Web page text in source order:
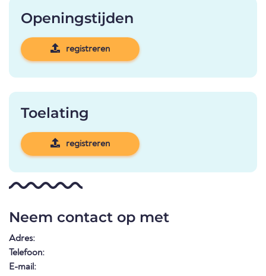
Openingstijden
registreren
Toelating
registreren
Neem contact op met
Adres:
Telefoon:
E-mail: